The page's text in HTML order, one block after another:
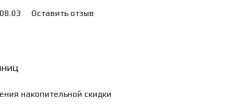
Оставить отзыв
накопительной скидки